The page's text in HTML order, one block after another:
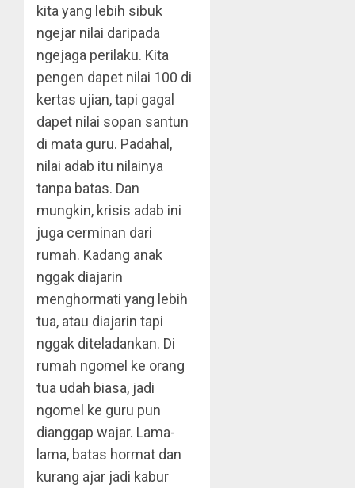
kita yang lebih sibuk
ngejar nilai daripada
ngejaga perilaku. Kita
pengen dapet nilai 100 di
kertas ujian, tapi gagal
dapet nilai sopan santun
di mata guru. Padahal,
nilai adab itu nilainya
tanpa batas. Dan
mungkin, krisis adab ini
juga cerminan dari
rumah. Kadang anak
nggak diajarin
menghormati yang lebih
tua, atau diajarin tapi
nggak diteladankan. Di
rumah ngomel ke orang
tua udah biasa, jadi
ngomel ke guru pun
dianggap wajar. Lama-
lama, batas hormat dan
kurang ajar jadi kabur